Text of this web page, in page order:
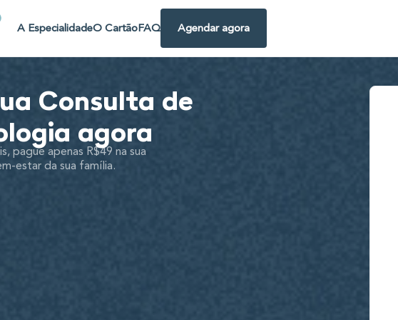
A EspecialidadeO CartãoFAQ Agendar agora
Consulta de
agora
pague apenas R$49 na sua
estar da sua família.